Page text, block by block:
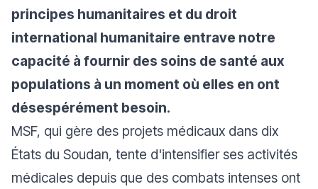
principes humanitaires et du droit
international humanitaire entrave notre
capacité à fournir des soins de santé aux
populations à un moment où elles en ont
désespérément besoin.
MSF, qui gère des projets médicaux dans dix
États du Soudan, tente d'intensifier ses activités
médicales depuis que des combats intenses ont